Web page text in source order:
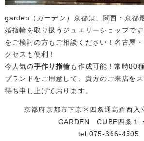
garden（ガーデン）京都は、関西・京都
婚指輪を取り扱うジュエリーショップで
をご検討の方もご相談ください！名古屋
クセスも便利！
今人気の手作り指輪も作成可能！常時80
ブランドをご用意して、貴方のご来店を
待ち申し上げております。
京都府京都市下京区四条通高倉西入
GARDEN CUBE四条１
tel.075-366-4505